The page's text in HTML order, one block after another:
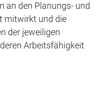
an den Planungs- und
mitwirkt und die
der jeweiligen
Arbeitsfähigkeit